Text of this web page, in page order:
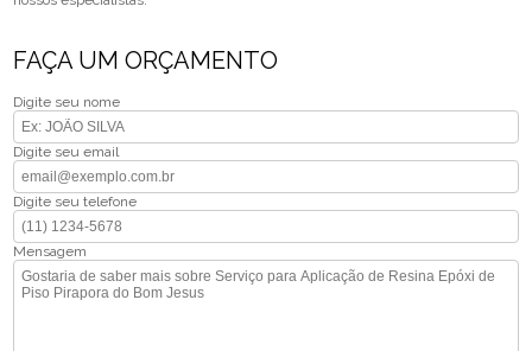
FAÇA UM ORÇAMENTO
Digite seu nome
Digite seu email
Digite seu telefone
Mensagem